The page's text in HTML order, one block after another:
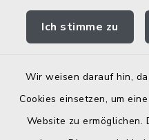
Ich stimme zu
Wir weisen darauf hin,
Cookies einsetzen, um
Website zu ermöglichen.
Elektronische